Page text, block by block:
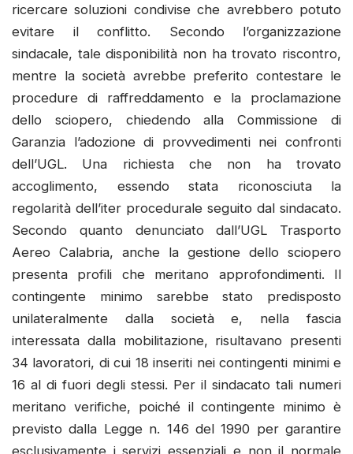
ricercare soluzioni condivise che avrebbero potuto
evitare il conflitto. Secondo l’organizzazione
sindacale, tale disponibilità non ha trovato riscontro,
mentre la società avrebbe preferito contestare le
procedure di raffreddamento e la proclamazione
dello sciopero, chiedendo alla Commissione di
Garanzia l’adozione di provvedimenti nei confronti
dell’UGL. Una richiesta che non ha trovato
accoglimento, essendo stata riconosciuta la
regolarità dell’iter procedurale seguito dal sindacato.
Secondo quanto denunciato dall’UGL Trasporto
Aereo Calabria, anche la gestione dello sciopero
presenta profili che meritano approfondimenti. Il
contingente minimo sarebbe stato predisposto
unilateralmente dalla società e, nella fascia
interessata dalla mobilitazione, risultavano presenti
34 lavoratori, di cui 18 inseriti nei contingenti minimi e
16 al di fuori degli stessi. Per il sindacato tali numeri
meritano verifiche, poiché il contingente minimo è
previsto dalla Legge n. 146 del 1990 per garantire
esclusivamente i servizi essenziali e non il normale